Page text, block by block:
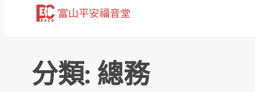
分類: 總務